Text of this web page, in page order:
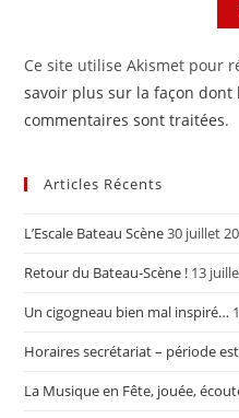
Ce site utilise Akismet pour
savoir plus sur la façon dont
commentaires sont traitées.
Articles Récents
L’Escale Bateau Scène30 juillet
Retour du Bateau-Scène ! 13
Un cigogneau bien mal inspiré…
Horaires secrétariat – période
La Musique en Fête, jouée,